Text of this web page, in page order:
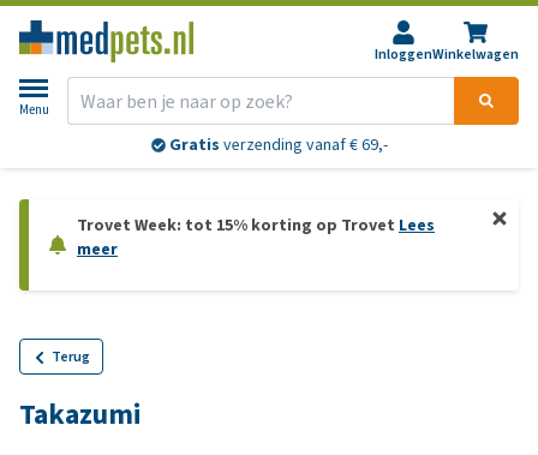
InloggenWinkelwagen
Menu
Gratis verzending vanaf € 69,-
Trovet Week: tot 15% korting op Trovet Lees
meer
Terug
Takazumi